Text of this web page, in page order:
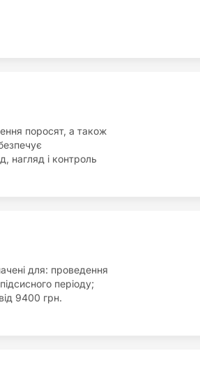
і доставлення по
поросят, а також
нагляд і контроль
свиноматки.
для: проведення
періоду;
9400 грн.